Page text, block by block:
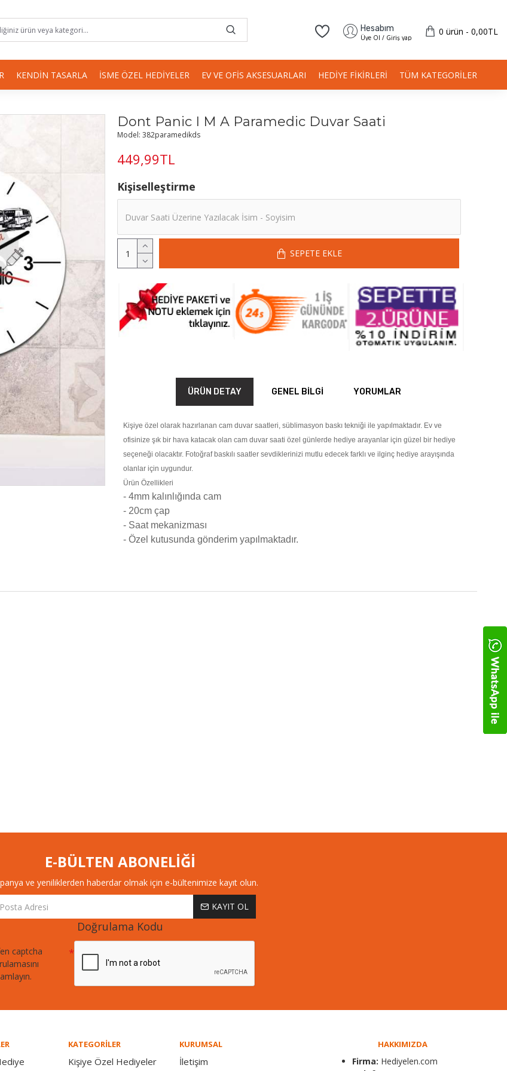
Hesabım
Üye Ol / Giriş yap
0 ürün - 0,00TL
KENDIN TASARLA İSME ÖZEL HEDIYELER EV VE OFIS AKSESUARLARI HEDIYE FIKIRLERI TÜM KATEGORILER
Dont Panic I M A Paramedic Duvar Saati
449,99TL
Model: 382paramedikds
Kişiselleştirme
SEPETE EKLE
ÜRÜN DETAY GENEL BILGI YORUMLAR
Kişiye özel olarak hazırlanan cam duvar saatleri, süblimasyon baskı tekniği ile yapılmaktadır. Ev ve
ofisinize şık bir hava katacak olan cam duvar saati özel günlerde hediye arayanlar için güzel bir hediye
seçeneği olacaktır. Fotoğraf baskılı saatler sevdiklerinizi mutlu edecek farklı ve ilginç hediye arayışında
olanlar için uygundur.
Ürün Özellikleri
- 4mm kalınlığında cam
- 20cm çap
- Saat mekanizması
- Özel kutusunda gönderim yapılmaktadır.
E-BÜLTEN ABONELİĞİ
ve yeniliklerden haberdar olmak için e-bültenimize kayıt olun.
KAYIT OL
Doğrulama Kodu
captcha
KATEGORİLER
Kişiye Özel Hediyeler
KURUMSAL
İletişim
HAKKIMIZDA
Firma: Hediyelen.com